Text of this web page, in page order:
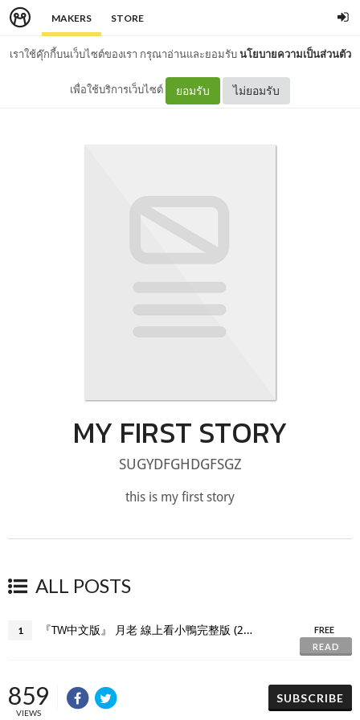
MAKERS STORE
เราใช้คุ๊กกี้บนเว็บไซต์ของเรา กรุณาอ่านและยอมรับนโยบายความเป็นส่วนตัว
เพื่อใช้บริการเว็บไซต์ ยอมรับ ไม่ยอมรับ
MY FIRST STORY
SUGYDFGHDGFSGZ
this is my first story
ALL POSTS
1 『TW中文版』 月老 線上看小鴨完整版 (2021)
FREE
READ
859
VIEWS
SUBSCRIBE